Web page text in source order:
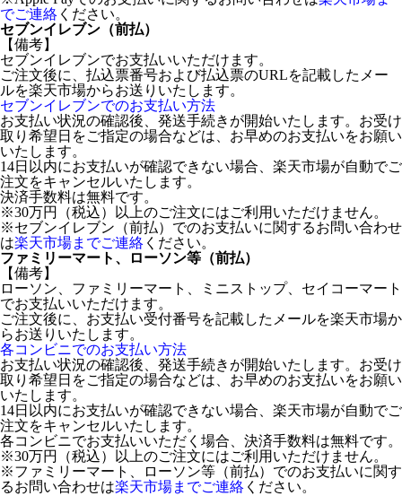
でご連絡 ください。
セブンイレブン（前払）
【備考】
セブンイレブンでお支払いいただけます。
ご注文後に、払込票番号および払込票のURLを記載したメー
ルを楽天市場からお送りいたします。
セブンイレブンでのお支払い方法
お支払い状況の確認後、発送手続きが開始いたします。お受け
取り希望日をご指定の場合などは、お早めのお支払いをお願い
いたします。
14日以内にお支払いが確認できない場合、楽天市場が自動でご
注文をキャンセルいたします。
決済手数料は無料です。
※30万円（税込）以上のご注文にはご利用いただけません。
※セブンイレブン（前払）でのお支払いに関するお問い合わせ
は楽天市場までご連絡 ください。
ファミリーマート、ローソン等（前払）
【備考】
ローソン、ファミリーマート、ミニストップ、セイコーマート
でお支払いいただけます。
ご注文後に、お支払い受付番号を記載したメールを楽天市場か
らお送りいたします。
各コンビニでのお支払い方法
お支払い状況の確認後、発送手続きが開始いたします。お受け
取り希望日をご指定の場合などは、お早めのお支払いをお願い
いたします。
14日以内にお支払いが確認できない場合、楽天市場が自動でご
注文をキャンセルいたします。
各コンビニでお支払いいただく場合、決済手数料は無料です。
※30万円（税込）以上のご注文にはご利用いただけません。
※ファミリーマート、ローソン等（前払）でのお支払いに関す
るお問い合わせは楽天市場までご連絡 ください。